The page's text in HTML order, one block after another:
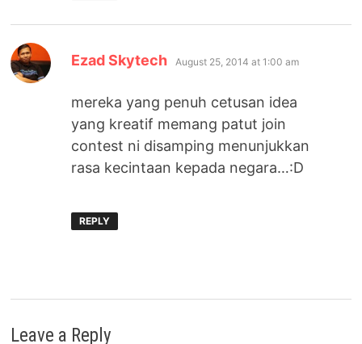
Ezad Skytech says:
August 25, 2014 at 1:00 am
mereka yang penuh cetusan idea
yang kreatif memang patut join
contest ni disamping menunjukkan
rasa kecintaan kepada negara…:D
REPLY
Leave a Reply